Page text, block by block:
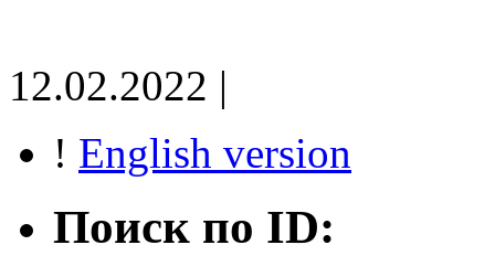
12.02.2022 |
! English version
Поиск по ID: